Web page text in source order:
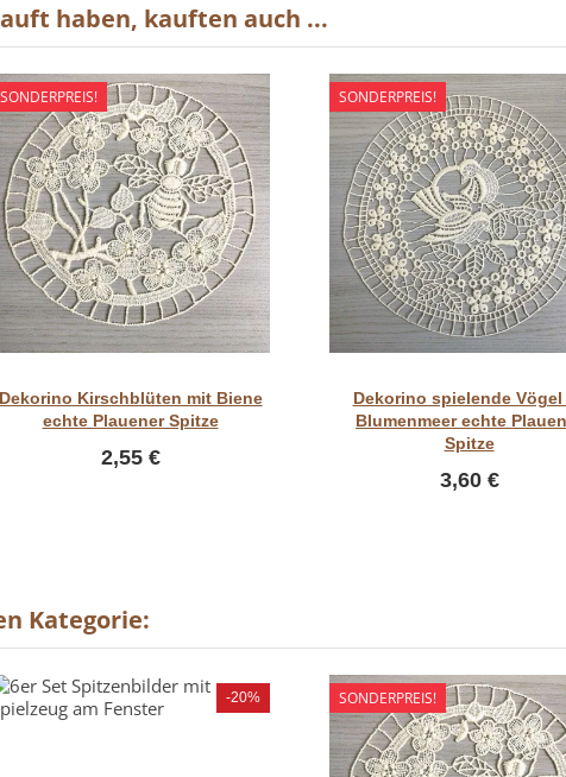
haben, kauften auch ...
SONDERPREIS!
Dekorino Kirschblüten mit Biene
echte Plauener Spitze
2,55 €
SONDERPREIS!
Dekorino spielende Vögel
Blumenmeer echte
Spitze
3,60 €
Kategorie:
-20% SONDERPREIS!